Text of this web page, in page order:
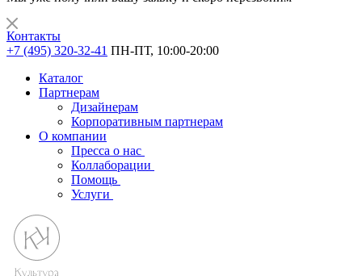
Контакты
+7 (495) 320-32-41 ПН-ПТ, 10:00-20:00
Каталог
Партнерам
Дизайнерам
Корпоративным партнерам
О компании
Пресса о нас
Коллаборации
Помощь
Услуги